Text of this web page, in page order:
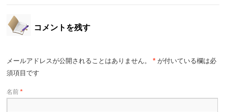
コメントを残す
メールアドレスが公開されることはありません。 * が付いている欄は必
須項目です
名前*